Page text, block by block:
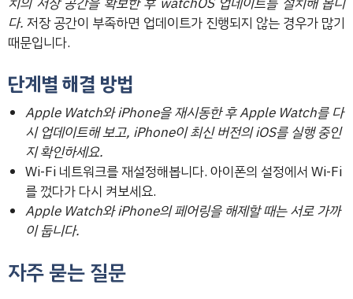
다. 저장 공간이 부족하면 업데이트가 진행되지 않는 경우가 많기
때문입니다.
단계별 해결 방법
Apple Watch와 iPhone을 재시동한 후 Apple Watch를 다
시 업데이트해 보고, iPhone이 최신 버전의 iOS를 실행 중인
지 확인하세요.
Wi-Fi 네트워크를 재설정해봅니다. 아이폰의 설정에서 Wi-Fi
를 껐다가 다시 켜보세요.
Apple Watch와 iPhone의 페어링을 해제할 때는 서로 가까
이 둡니다.
자주 묻는 질문